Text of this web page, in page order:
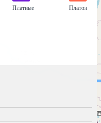
Платные Платон